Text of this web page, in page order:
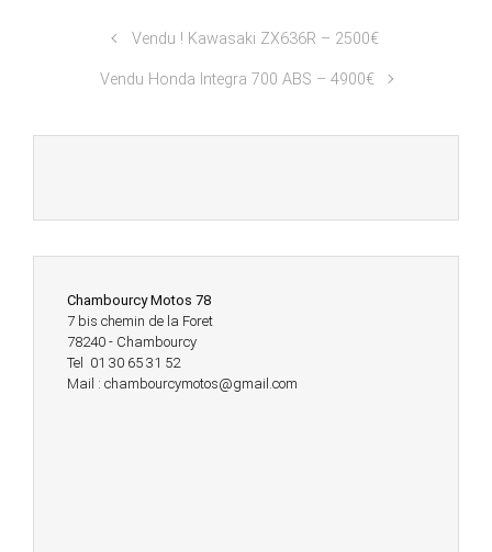
Vendu ! Kawasaki ZX636R – 2500€
Vendu Honda Integra 700 ABS – 4900€
Chambourcy Motos 78
7 bis chemin de la Foret
78240 - Chambourcy
Tel 01 30 65 31 52
Mail : chambourcymotos@gmail.com